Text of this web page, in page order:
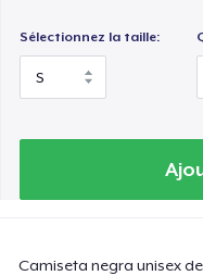
Sélectionnez la taille:
Camiseta negra unisex